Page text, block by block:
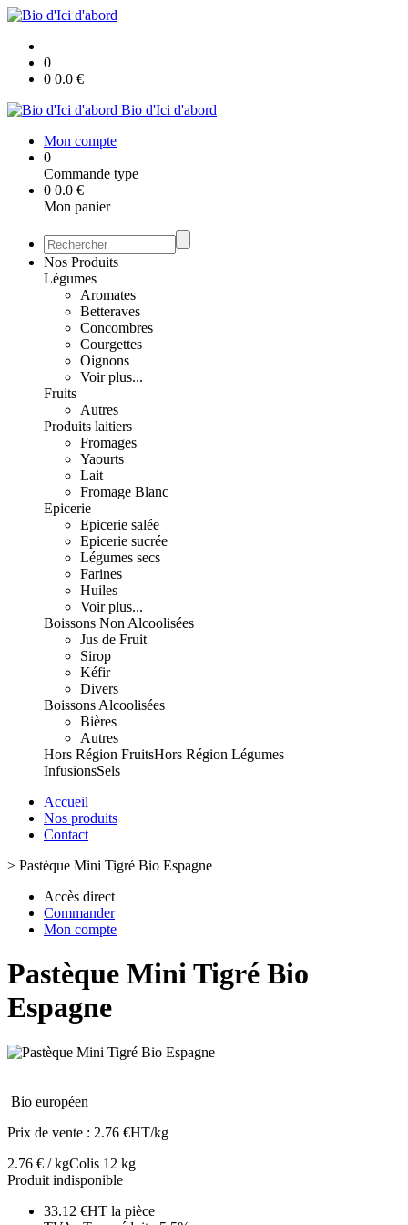
0
0 0.0 €
Bio d'Ici d'abord
Mon compte
0
Commande type
0 0.0 €
Mon panier
Nos Produits
Légumes
Aromates
Betteraves
Concombres
Courgettes
Oignons
Voir plus...
Fruits
Autres
Produits laitiers
Fromages
Yaourts
Lait
Fromage Blanc
Epicerie
Epicerie salée
Epicerie sucrée
Légumes secs
Farines
Huiles
Voir plus...
Boissons Non Alcoolisées
Jus de Fruit
Sirop
Kéfir
Divers
Boissons Alcoolisées
Bières
Autres
Hors Région FruitsHors Région Légumes
InfusionsSels
Accueil
Nos produits
Contact
> Pastèque Mini Tigré Bio Espagne
Accès direct
Commander
Mon compte
Pastèque Mini Tigré Bio
Espagne
Bio européen
Prix de vente : 2.76 €HT/kg
2.76 € / kgColis 12 kg
Produit indisponible
33.12 €HT la pièce